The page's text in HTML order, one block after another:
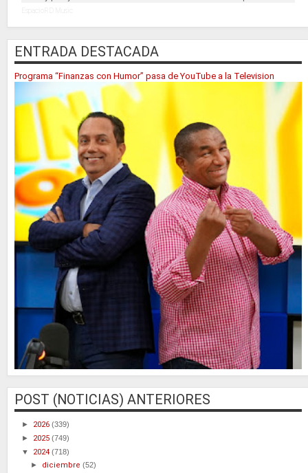
ENTRADA DESTACADA
Programa “Finanzas con Humor” pasa de YouTube a la Television
POST (NOTICIAS) ANTERIORES
► 2026 (339)
► 2025 (749)
▼ 2024 (718)
► diciembre(52)